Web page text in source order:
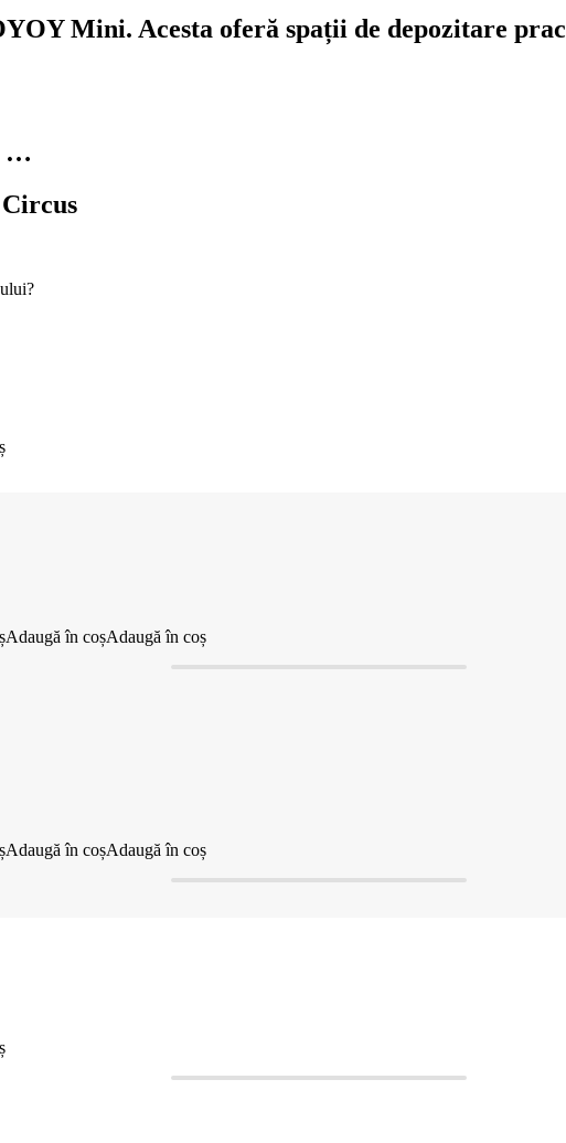
Mini. Acesta oferă spații de depozitare
…
Adaugă în coșAdaugă în coș
Adaugă în coșAdaugă în coș